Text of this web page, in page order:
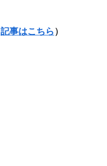
記事はこちら ）